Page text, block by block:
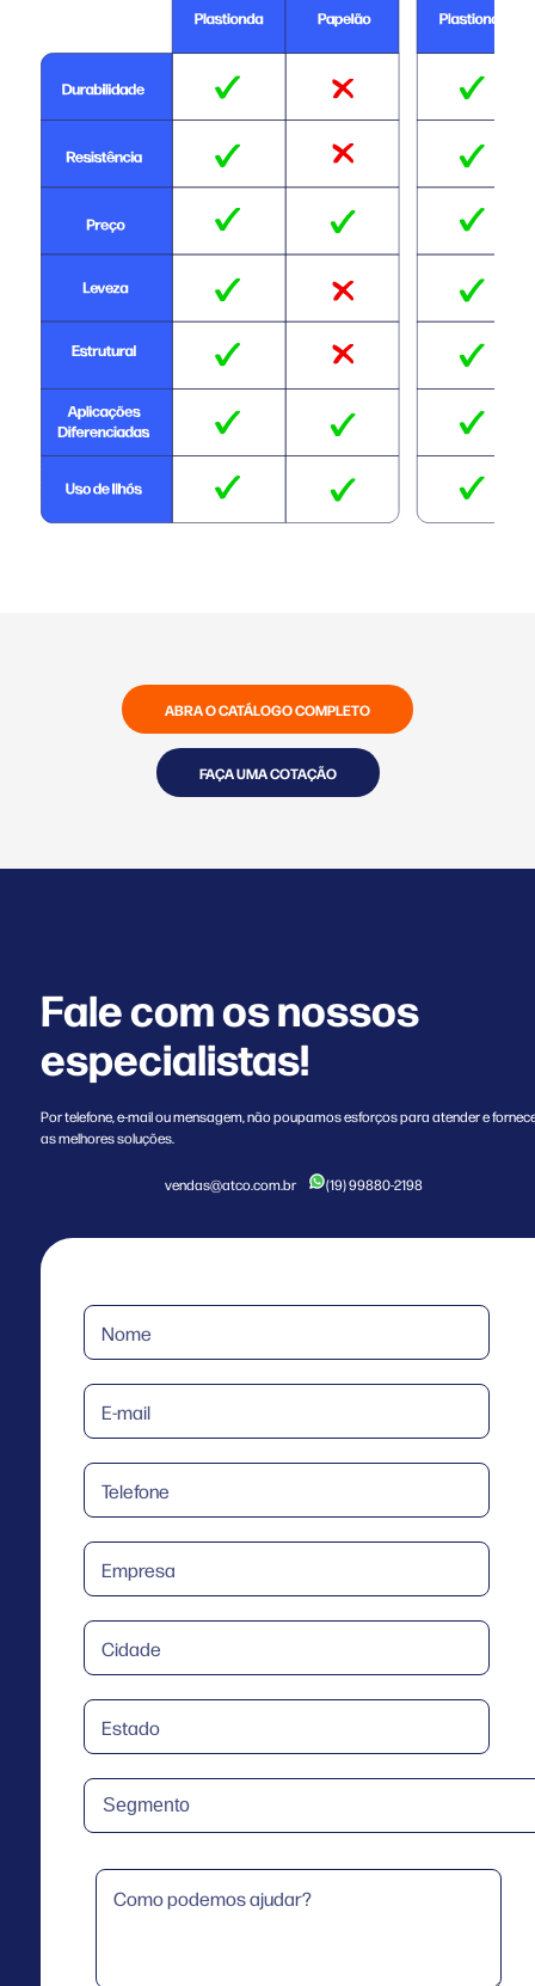
ABRA O CATÁLOGO COMPLETO
FAÇA UMA COTAÇÃO
Fale com os nossos
especialistas!
Por telefone, e-mail ou mensagem, não poupamos esforços para atender e
as melhores soluções.
vendas@atco.com.br (19) 99880-2198